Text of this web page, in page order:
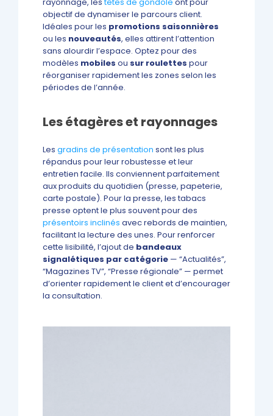
rayonnage, lestêtes de gondole ont pour
objectif de dynamiser le parcours client.
Idéales pour les promotions saisonnières
ou les nouveautés, elles attirent l’attention
sans alourdir l’espace. Optez pour des
modèles mobiles ou sur roulettes pour
réorganiser rapidement les zones selon les
périodes de l’année.
Les étagères et rayonnages
Les gradins de présentation sont les plus
répandus pour leur robustesse et leur
entretien facile. Ils conviennent parfaitement
aux produits du quotidien (presse, papeterie,
carte postale). Pour la presse, les tabacs
presse optent le plus souvent pour des
présentoirs inclinés avec rebords de maintien,
facilitant la lecture des unes. Pour renforcer
cette lisibilité, l’ajout de bandeaux
signalétiques par catégorie — “Actualités”,
“Magazines TV”, “Presse régionale” — permet
d’orienter rapidement le client et d’encourager
la consultation.